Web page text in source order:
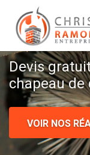
Devis
chapeau de
VOIR NOS